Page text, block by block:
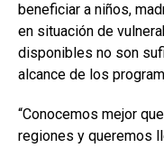
beneficiar a niños,
en situación de
disponibles no son
alcance de los
“Conocemos mejor
regiones y queremos